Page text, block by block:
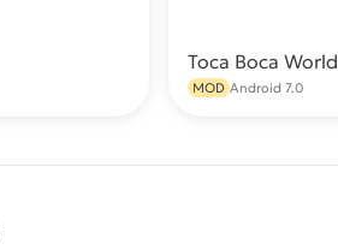
Toca Boca World
MOD Android 7.0